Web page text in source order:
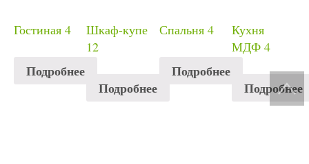
Гостиная 4
Подробнее
Шкаф-купе
12
Подробнее
Спальня 4
Подробнее
Кухня
МДФ 4
Подробнее